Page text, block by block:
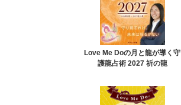
Love Me Doの月と龍が導く守
護龍占術 2027 祈の龍